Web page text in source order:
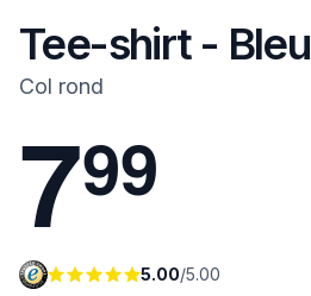
Tee-shirt - Bleu
Col rond
799
5.00/5.00